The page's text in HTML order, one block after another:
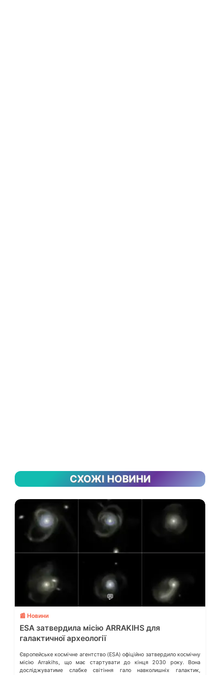
СХОЖІ НОВИНИ
💬
📰 Новини
ESA затвердила місію ARRAKIHS для
галактичної археології
Європейське космічне агентство (ESA) офіційно затвердило космічну
місію Arrakihs, що має стартувати до кінця 2030 року. Вона
досліджуватиме слабке світіння гало навколишніх галактик,